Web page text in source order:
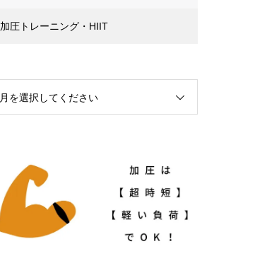
加圧トレーニング・HIIT
月を選択してください